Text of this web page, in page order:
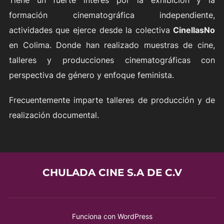
formación cinematográfica independiente,
actividades que ejerce desde la colectivaCinellasNo
en Colima. Donde han realizado muestras de cine,
talleres y producciones cinematográficas con
perspectiva de género y enfoque feminista.
Frecuentemente imparte talleres de producción y de
realización documental.
CHULADA CINE S.A DE C.V
Funciona con WordPress